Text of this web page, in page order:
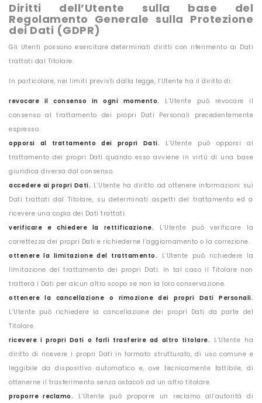
Diritti dell’Utente sulla base del
Regolamento Generale sulla Protezione
dei Dati (GDPR)
Gli Utenti possono esercitare determinati diritti con riferimento ai Dati
trattati dal Titolare.
In particolare, nei limiti previsti dalla legge, l’Utente ha il diritto di:
revocare il consenso in ogni momento. L’Utente può revocare il
consenso al trattamento dei propri Dati Personali precedentemente
espresso.
opporsi al trattamento dei propri Dati. L’Utente può opporsi al
trattamento dei propri Dati quando esso avviene in virtù di una base
giuridica diversa dal consenso.
accedere ai propri Dati. L’Utente ha diritto ad ottenere informazioni sui
Dati trattati dal Titolare, su determinati aspetti del trattamento ed a
ricevere una copia dei Dati trattati.
verificare e chiedere la rettificazione. L’Utente può verificare la
correttezza dei propri Dati e richiederne l’aggiornamento o la correzione.
ottenere la limitazione del trattamento. L’Utente può richiedere la
limitazione del trattamento dei propri Dati. In tal caso il Titolare non
tratterà i Dati per alcun altro scopo se non la loro conservazione.
ottenere la cancellazione o rimozione dei propri Dati Personali.
L’Utente può richiedere la cancellazione dei propri Dati da parte del
Titolare.
ricevere i propri Dati o farli trasferire ad altro titolare. L’Utente ha
diritto di ricevere i propri Dati in formato strutturato, di uso comune e
leggibile da dispositivo automatico e, ove tecnicamente fattibile, di
ottenerne il trasferimento senza ostacoli ad un altro titolare.
proporre reclamo. L’Utente può proporre un reclamo all’autorità di